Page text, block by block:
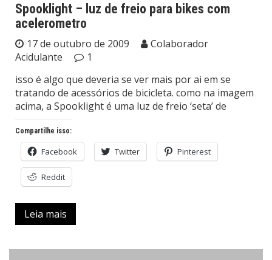
Spooklight – luz de freio para bikes com
acelerometro
17 de outubro de 2009
Colaborador
Acidulante
1
isso é algo que deveria se ver mais por ai em se
tratando de acessórios de bicicleta. como na imagem
acima, a Spooklight é uma luz de freio ‘seta’ de
Compartilhe isso:
Facebook Twitter Pinterest
Reddit
Leia mais